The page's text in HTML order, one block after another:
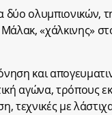
ολυμπιονικών,
«χάλκινης»
και
αγώνα, τρόπους
τεχνικές με